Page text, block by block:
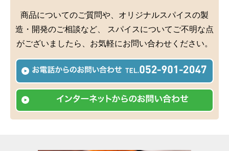
商品についてのご質問や、オリジナルスパイスの製
造・開発のご相談など、
スパイスについてご不明な点
がございましたら、お気軽にお問い合わせください。